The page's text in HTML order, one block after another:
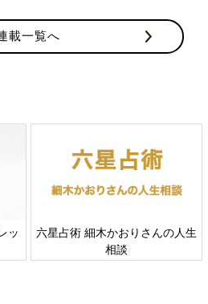
載一覧へ
っ
題
赤ちゃんの肌トラブル、アレル
ギーについて